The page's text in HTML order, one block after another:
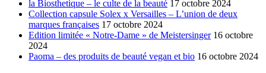
la Biosthetique – le culte de la beauté 17 octobre 2024
Collection capsule Solex x Versailles – L’union de deux
marques françaises 17 octobre 2024
Edition limitée « Notre-Dame » de Meistersinger 16 octobre
2024
Paoma – des produits de beauté vegan et bio 16 octobre 2024